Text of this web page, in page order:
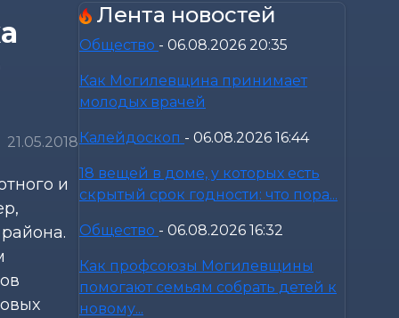
21.05.2018
и
Лента новостей
Общество - 06.08.2026 20:35
Как Могилевщина принимает
молодых врачей
Калейдоскоп - 06.08.2026 16:44
18 вещей в доме, у которых есть
скрытый срок годности: что пора...
Общество - 06.08.2026 16:32
Как профсоюзы Могилевщины
помогают семьям собрать детей к
новому...